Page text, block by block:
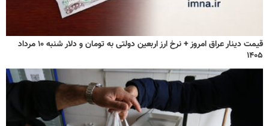
قیمت دینار عراق امروز + نرخ ارز اربعین دولتی به تومان و دلار شنبه ۱۰ مرداد
۱۴۰۵